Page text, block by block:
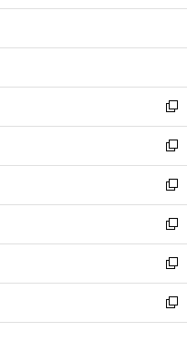
開
ウ
開
ン
ウ
開
く
ウ
ン
ウ
で
開
く
し
ウ
ン
ド
ウ
で
開
く
新
し
い
ウ
ィ
ン
ド
ウ
で
開
く
新
し
い
ウ
ィ
ン
ド
ウ
で
開
新
し
い
ウ
ィ
ン
ド
ウ
新
し
い
ウ
ィ
ン
新
し
い
ウ
新
し